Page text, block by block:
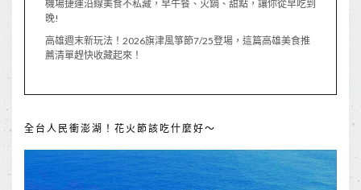
機場捷運沿線美食不私藏，早午餐、火鍋、甜點，讓你從早吃到
晚!
高雄週末新玩法！2026旗津風箏節7/25登場，這篇高雄美食推
薦清單趕快收藏起來！
全台人民衝澎湖！花火節該吃什麼好～